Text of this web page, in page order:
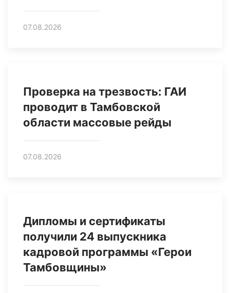
07.08.2026
Проверка на трезвость: ГАИ
проводит в Тамбовской
области массовые рейды
07.08.2026
Дипломы и сертификаты
получили 24 выпускника
кадровой программы «Герои
Тамбовщины»